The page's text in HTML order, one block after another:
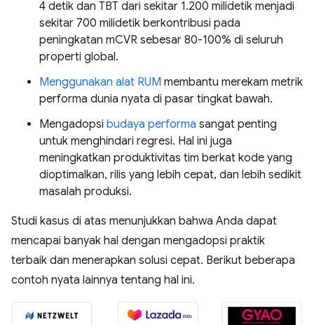
4 detik dan TBT dari sekitar 1.200 milidetik menjadi
sekitar 700 milidetik berkontribusi pada
peningkatan mCVR sebesar 80-100% di seluruh
properti global.
Menggunakan alat RUM membantu merekam metrik
performa dunia nyata di pasar tingkat bawah.
Mengadopsi budaya performa sangat penting
untuk menghindari regresi. Hal ini juga
meningkatkan produktivitas tim berkat kode yang
dioptimalkan, rilis yang lebih cepat, dan lebih sedikit
masalah produksi.
Studi kasus di atas menunjukkan bahwa Anda dapat
mencapai banyak hal dengan mengadopsi praktik
terbaik dan menerapkan solusi cepat. Berikut beberapa
contoh nyata lainnya tentang hal ini.